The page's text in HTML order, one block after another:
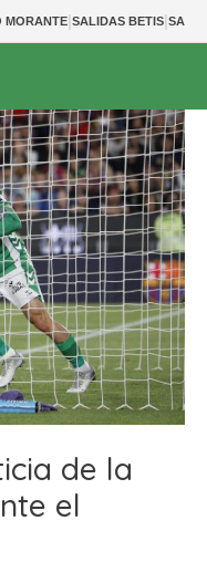
MORANTE|SALIDAS BETIS|
de la
el